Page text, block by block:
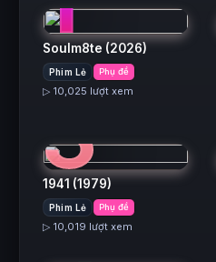
Soulm8te (2026)
Phim Lẻ Phụ đề
▷ 10,025 lượt xem
3
1941 (1979)
Phim Lẻ Phụ đề
▷ 10,019 lượt xem